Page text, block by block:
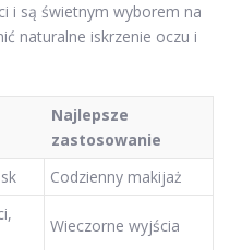
i są świetnym wyborem na
naturalne iskrzenie oczu i
Najlepsze
zastosowanie
Codzienny makijaż
Wieczorne wyjścia